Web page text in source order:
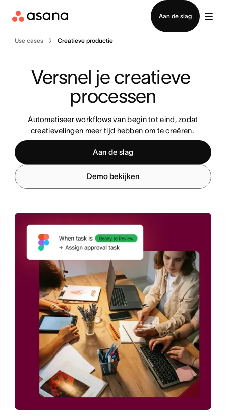
Aan de slag
Contact opnemen met verkoop
Use cases Creatieve productie
Versnel je creatieve
processen
Automatiseer workflows van begin tot eind, zodat
creatievelingen meer tijd hebben om te creëren.
Aan de slag
Demo bekijken